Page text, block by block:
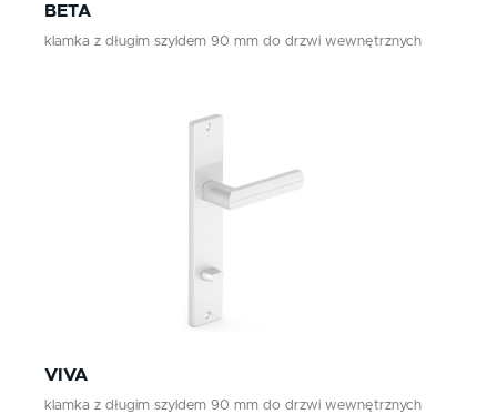
BETA
klamka z długim szyldem 90 mm do drzwi wewnętrznych
VIVA
klamka z długim szyldem 90 mm do drzwi wewnętrznych